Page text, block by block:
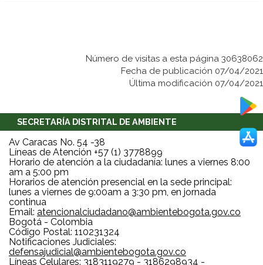
Número de visitas a esta página 30638062
Fecha de publicación 07/04/2021
Última modificación 07/04/2021
SECRETARÍA DISTRITAL DE AMBIENTE
Av Caracas No. 54 -38
Líneas de Atención +57 (1) 3778899
Horario de atención a la ciudadanía: lunes a viernes 8:00
am a 5:00 pm
Horarios de atención presencial en la sede principal:
lunes a viernes de 9:00am a 3:30 pm, en jornada
continua
Email: atencionalciudadano@ambientebogota.gov.co
Bogotá - Colombia
Código Postal: 110231324
Notificaciones Judiciales:
defensajudicial@ambientebogota.gov.co
Líneas Celulares: 3183119279 - 3186298934 -